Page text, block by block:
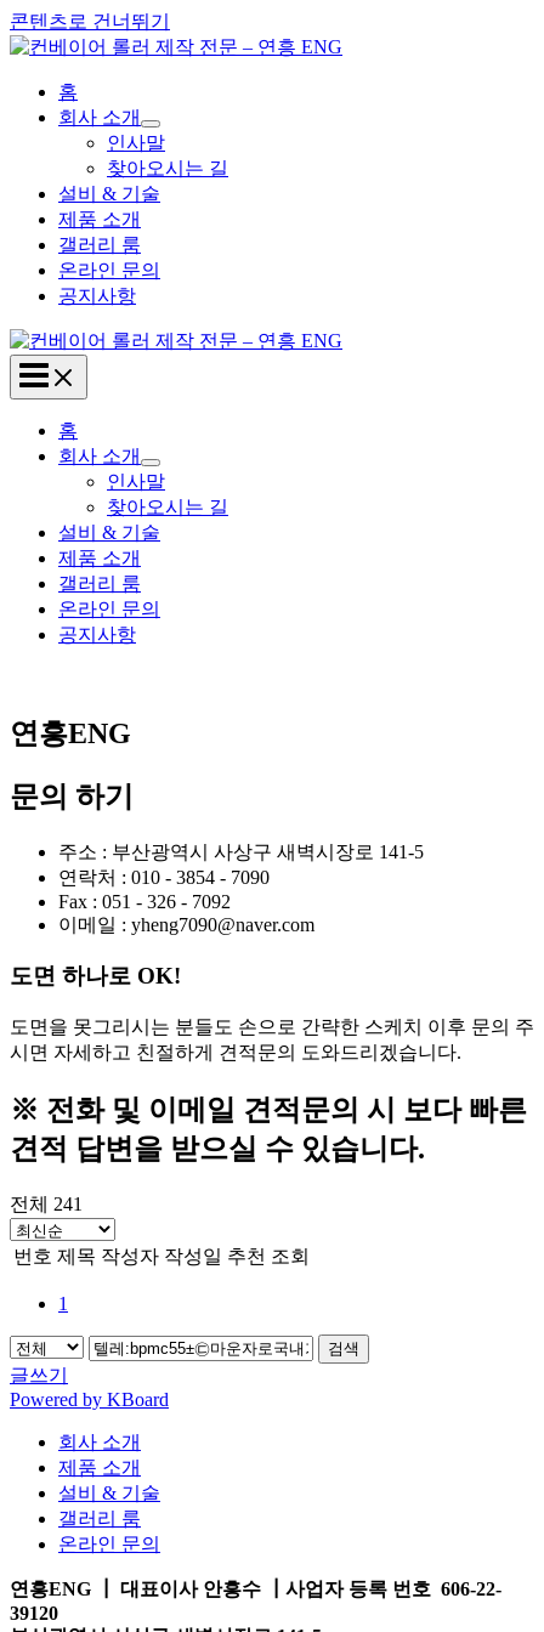
콘텐츠로 건너뛰기
홈
회사 소개
인사말
찾아오시는 길
설비 & 기술
제품 소개
갤러리 룸
온라인 문의
공지사항
홈
회사 소개
인사말
찾아오시는 길
설비 & 기술
제품 소개
갤러리 룸
온라인 문의
공지사항
연흥ENG
문의 하기
주소 : 부산광역시 사상구 새벽시장로 141-5
연락처 : 010 - 3854 - 7090
Fax : 051 - 326 - 7092
이메일 : yheng7090@naver.com
도면 하나로 OK!
도면을 못그리시는 분들도 손으로 간략한 스케치 이후 문의 주
시면 자세하고 친절하게 견적문의 도와드리겠습니다.
※ 전화 및 이메일 견적문의 시 보다 빠른
견적 답변을 받으실 수 있습니다.
전체 241
번호 제목 작성자 작성일 추천 조회
1
검색
글쓰기
Powered by KBoard
회사 소개
제품 소개
설비 & 기술
갤러리 룸
온라인 문의
연흥ENG ┃ 대표이사 안흥수 ┃사업자 등록 번호 606-22-
39120